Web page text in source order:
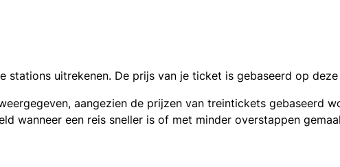
stations uitrekenen. De prijs van je ticket is gebaseerd op
aangezien de prijzen van treintickets gebaseerd
wanneer een reis sneller is of met minder overstappen